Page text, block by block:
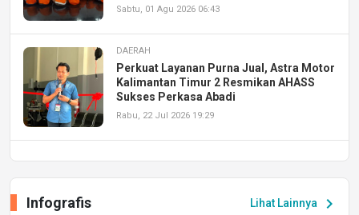
Sabtu, 01 Agu 2026 06:43
DAERAH
Perkuat Layanan Purna Jual, Astra Motor
Kalimantan Timur 2 Resmikan AHASS
Sukses Perkasa Abadi
Rabu, 22 Jul 2026 19:29
Peluang Kerja dan MagangLihat Lainnya chevron_right
Infografis